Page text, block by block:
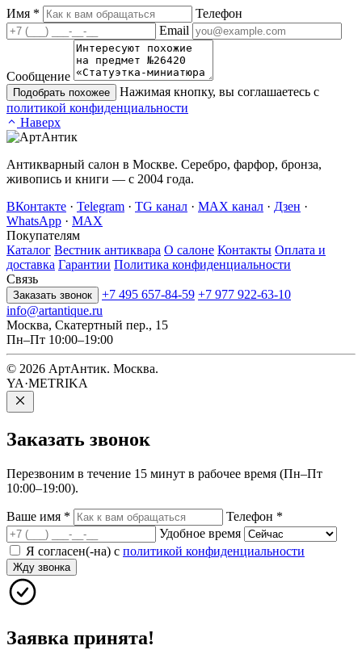
Имя *
Телефон
Email
Сообщение
Подобрать похожее
Нажимая кнопку, вы соглашаетесь с
политикой конфиденциальности
Наверх
Антикварный салон в Москве. Серебро, фарфор, бронза,
живопись и книги — с 2004 года.
ВКонтакте · Telegram · TG канал · MAX канал · Дзен ·
WhatsApp · MAX
Покупателям
Каталог Вестник антиквара О салоне Контакты Оплата и
доставка Гарантии Политика конфиденциальности
Связь
Заказать звонок +7 495 657-84-59 +7 977 922-63-10
info@artantique.ru
Москва, Скатертный пер., 15
Пн–Пт 10:00–19:00
© 2026 АртАнтик. Москва.
YA·METRIKA
Заказать звонок
Перезвоним в течение 15 минут в рабочее время (Пн–Пт
10:00–19:00).
Ваше имя * Телефон *
Удобное время
Я согласен(-на) с политикой конфиденциальности
Жду звонка
Заявка принята!